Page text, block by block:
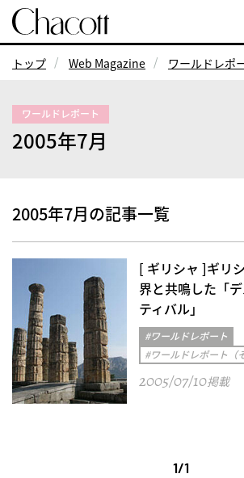
トップ Web Magazine ワールドレポ
ワールドレポート
2005年7月
2005年7月の記事一覧
[ ギリシャ ]ギリ
界と共鳴した「
ティバル」
#ワールドレポート
#ワールドレポート（
2005/07/10掲載
1/1